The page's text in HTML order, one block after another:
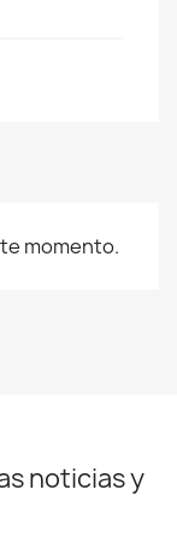
momento.
noticias y